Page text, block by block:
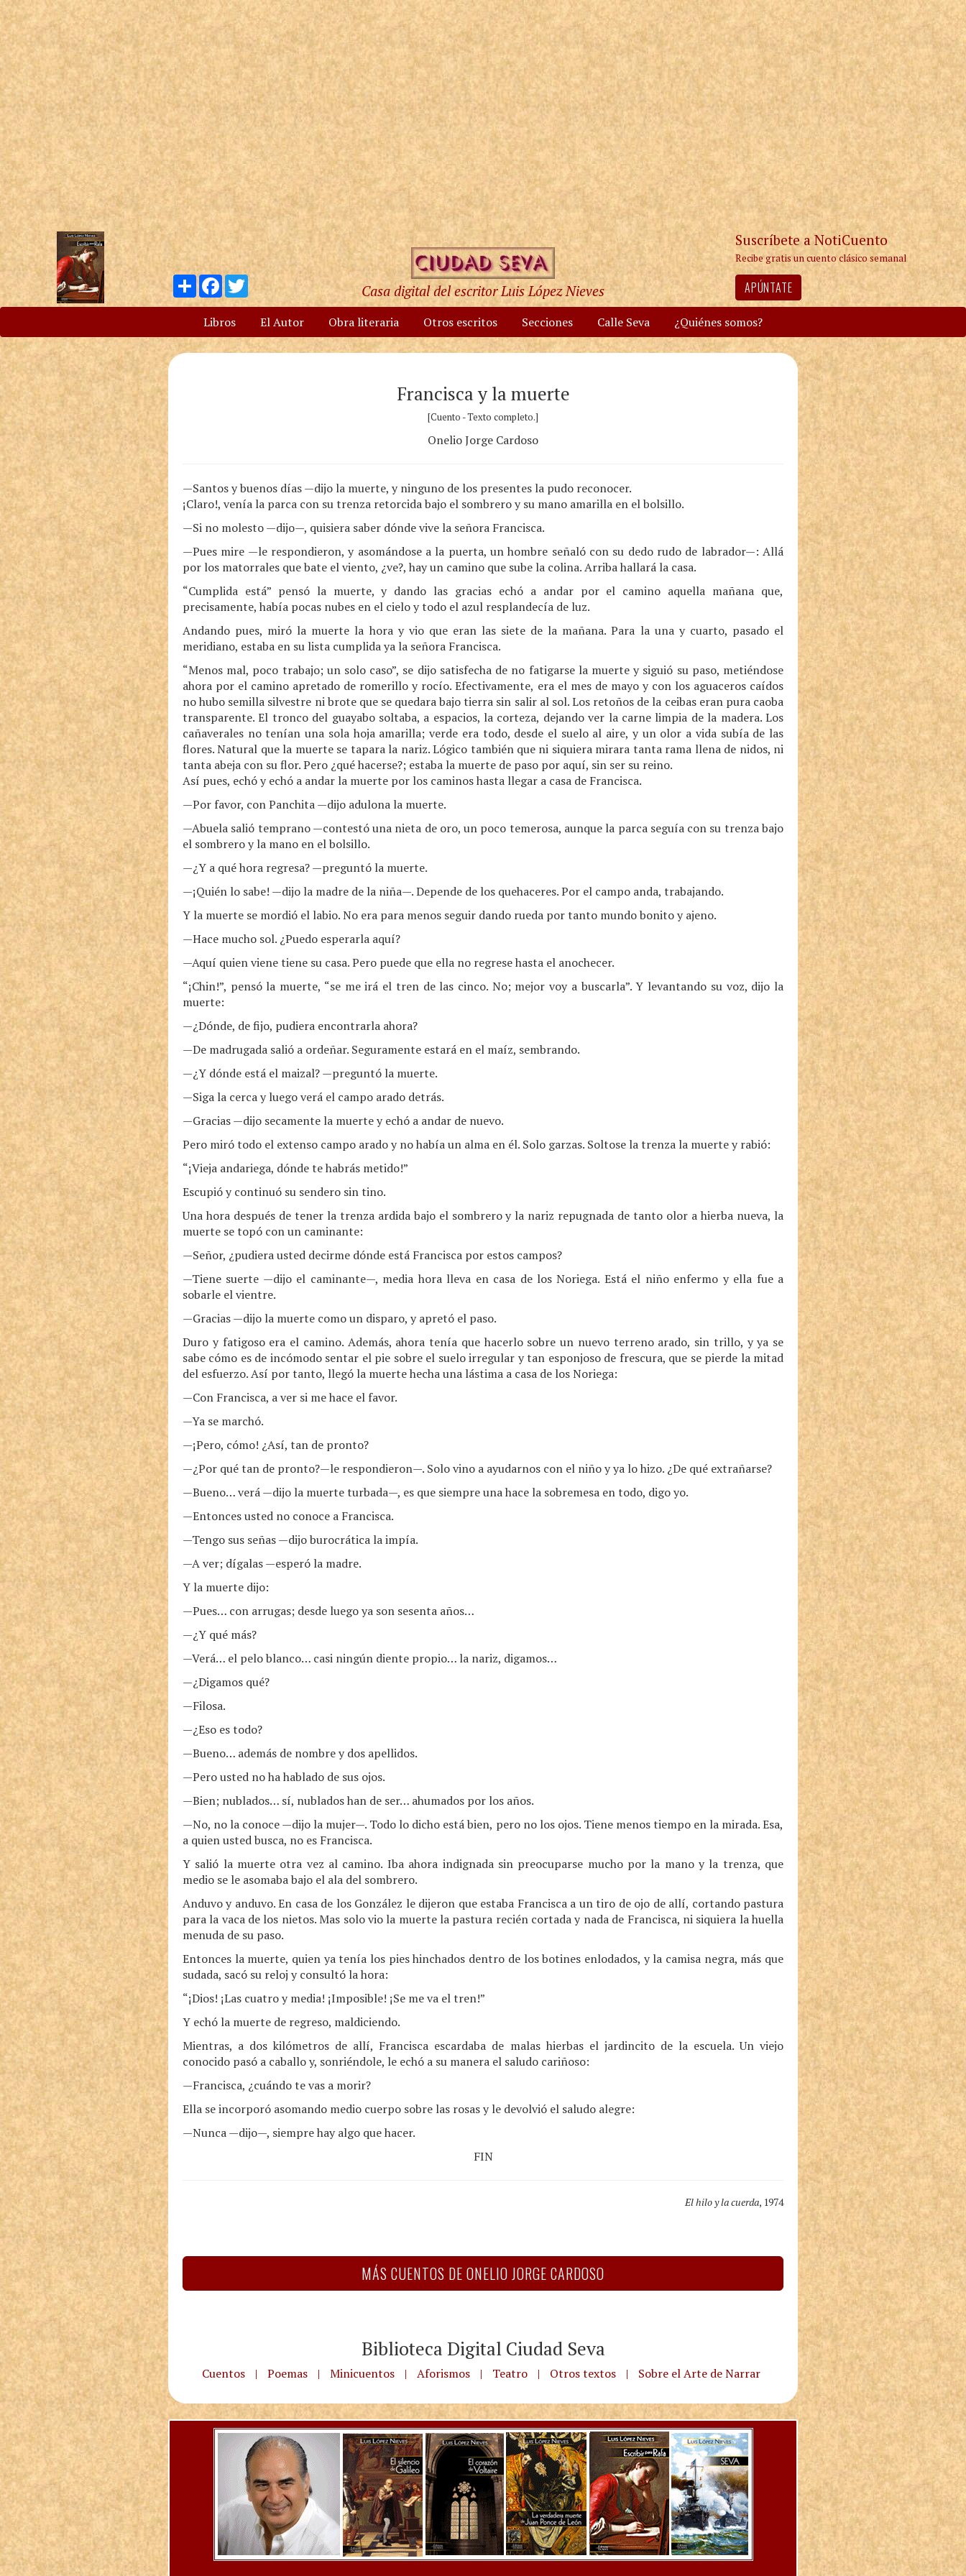
Compartir
Facebook
Twitter
Casa digital del escritor Luis López Nieves
Suscríbete a NotiCuento
Recibe gratis un cuento clásico semanal
APÚNTATE
Libros El Autor Obra literaria Otros escritos Secciones Calle Seva ¿Quiénes somos?
Francisca y la muerte
[Cuento - Texto completo.]
Onelio Jorge Cardoso
—Santos y buenos días —dijo la muerte, y ninguno de los presentes la pudo reconocer.
¡Claro!, venía la parca con su trenza retorcida bajo el sombrero y su mano amarilla en el bolsillo.
—Si no molesto —dijo—, quisiera saber dónde vive la señora Francisca.
—Pues mire —le respondieron, y asomándose a la puerta, un hombre señaló con su dedo rudo de labrador—: Allá
por los matorrales que bate el viento, ¿ve?, hay un camino que sube la colina. Arriba hallará la casa.
“Cumplida está” pensó la muerte, y dando las gracias echó a andar por el camino aquella mañana que,
precisamente, había pocas nubes en el cielo y todo el azul resplandecía de luz.
Andando pues, miró la muerte la hora y vio que eran las siete de la mañana. Para la una y cuarto, pasado el
meridiano, estaba en su lista cumplida ya la señora Francisca.
“Menos mal, poco trabajo; un solo caso”, se dijo satisfecha de no fatigarse la muerte y siguió su paso, metiéndose
ahora por el camino apretado de romerillo y rocío. Efectivamente, era el mes de mayo y con los aguaceros caídos
no hubo semilla silvestre ni brote que se quedara bajo tierra sin salir al sol. Los retoños de la ceibas eran pura caoba
transparente. El tronco del guayabo soltaba, a espacios, la corteza, dejando ver la carne limpia de la madera. Los
cañaverales no tenían una sola hoja amarilla; verde era todo, desde el suelo al aire, y un olor a vida subía de las
flores. Natural que la muerte se tapara la nariz. Lógico también que ni siquiera mirara tanta rama llena de nidos, ni
tanta abeja con su flor. Pero ¿qué hacerse?; estaba la muerte de paso por aquí, sin ser su reino.
Así pues, echó y echó a andar la muerte por los caminos hasta llegar a casa de Francisca.
—Por favor, con Panchita —dijo adulona la muerte.
—Abuela salió temprano —contestó una nieta de oro, un poco temerosa, aunque la parca seguía con su trenza bajo
el sombrero y la mano en el bolsillo.
—¿Y a qué hora regresa? —preguntó la muerte.
—¡Quién lo sabe! —dijo la madre de la niña—. Depende de los quehaceres. Por el campo anda, trabajando.
Y la muerte se mordió el labio. No era para menos seguir dando rueda por tanto mundo bonito y ajeno.
—Hace mucho sol. ¿Puedo esperarla aquí?
—Aquí quien viene tiene su casa. Pero puede que ella no regrese hasta el anochecer.
“¡Chin!”, pensó la muerte, “se me irá el tren de las cinco. No; mejor voy a buscarla”. Y levantando su voz, dijo la
muerte:
—¿Dónde, de fijo, pudiera encontrarla ahora?
—De madrugada salió a ordeñar. Seguramente estará en el maíz, sembrando.
—¿Y dónde está el maizal? —preguntó la muerte.
—Siga la cerca y luego verá el campo arado detrás.
—Gracias —dijo secamente la muerte y echó a andar de nuevo.
Pero miró todo el extenso campo arado y no había un alma en él. Solo garzas. Soltose la trenza la muerte y rabió:
“¡Vieja andariega, dónde te habrás metido!”
Escupió y continuó su sendero sin tino.
Una hora después de tener la trenza ardida bajo el sombrero y la nariz repugnada de tanto olor a hierba nueva, la
muerte se topó con un caminante:
—Señor, ¿pudiera usted decirme dónde está Francisca por estos campos?
—Tiene suerte —dijo el caminante—, media hora lleva en casa de los Noriega. Está el niño enfermo y ella fue a
sobarle el vientre.
—Gracias —dijo la muerte como un disparo, y apretó el paso.
Duro y fatigoso era el camino. Además, ahora tenía que hacerlo sobre un nuevo terreno arado, sin trillo, y ya se
sabe cómo es de incómodo sentar el pie sobre el suelo irregular y tan esponjoso de frescura, que se pierde la mitad
del esfuerzo. Así por tanto, llegó la muerte hecha una lástima a casa de los Noriega:
—Con Francisca, a ver si me hace el favor.
—Ya se marchó.
—¡Pero, cómo! ¿Así, tan de pronto?
—¿Por qué tan de pronto?—le respondieron—. Solo vino a ayudarnos con el niño y ya lo hizo. ¿De qué extrañarse?
—Bueno… verá —dijo la muerte turbada—, es que siempre una hace la sobremesa en todo, digo yo.
—Entonces usted no conoce a Francisca.
—Tengo sus señas —dijo burocrática la impía.
—A ver; dígalas —esperó la madre.
Y la muerte dijo:
—Pues… con arrugas; desde luego ya son sesenta años…
—¿Y qué más?
—Verá… el pelo blanco… casi ningún diente propio… la nariz, digamos…
—¿Digamos qué?
—Filosa.
—¿Eso es todo?
—Bueno… además de nombre y dos apellidos.
—Pero usted no ha hablado de sus ojos.
—Bien; nublados… sí, nublados han de ser… ahumados por los años.
—No, no la conoce —dijo la mujer—. Todo lo dicho está bien, pero no los ojos. Tiene menos tiempo en la mirada. Esa,
a quien usted busca, no es Francisca.
Y salió la muerte otra vez al camino. Iba ahora indignada sin preocuparse mucho por la mano y la trenza, que
medio se le asomaba bajo el ala del sombrero.
Anduvo y anduvo. En casa de los González le dijeron que estaba Francisca a un tiro de ojo de allí, cortando pastura
para la vaca de los nietos. Mas solo vio la muerte la pastura recién cortada y nada de Francisca, ni siquiera la huella
menuda de su paso.
Entonces la muerte, quien ya tenía los pies hinchados dentro de los botines enlodados, y la camisa negra, más que
sudada, sacó su reloj y consultó la hora:
“¡Dios! ¡Las cuatro y media! ¡Imposible! ¡Se me va el tren!”
Y echó la muerte de regreso, maldiciendo.
Mientras, a dos kilómetros de allí, Francisca escardaba de malas hierbas el jardincito de la escuela. Un viejo
conocido pasó a caballo y, sonriéndole, le echó a su manera el saludo cariñoso:
—Francisca, ¿cuándo te vas a morir?
Ella se incorporó asomando medio cuerpo sobre las rosas y le devolvió el saludo alegre:
—Nunca —dijo—, siempre hay algo que hacer.
FIN
El hilo y la cuerda, 1974
MÁS CUENTOS DE ONELIO JORGE CARDOSO
Biblioteca Digital Ciudad Seva
Cuentos | Poemas | Minicuentos | Aforismos | Teatro | Otros textos | Sobre el Arte de Narrar